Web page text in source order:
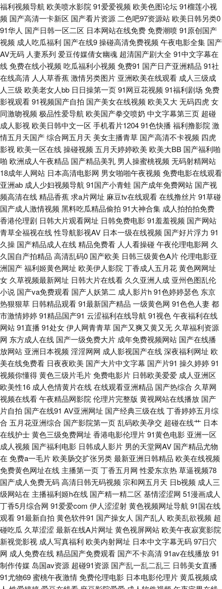
视频二区 探花福利在线 自慰影院 超碰青娱乐奇米 韩日视频 欧美色图2 日韩
伦理片网站 91久在线观看 超碰在线人网播放 国产美女 精品人妻少妇 欧美日
韩A片 日韩群P视频 五月婷婷色情 伊人久久婷婷 白丝喷水后入看片 福利成人
在线 狠狠干无码 玖玖大香蕉稳定 欧洲午夜精品 天天日夜夜 中文字幕六区
91网黄 超碰论理 黑丝袜被捅内射 狼人综合影院 人人色人人操 丝袜第一页在
线 亚洲黑料1区 91美女诱惑 www性爱com 国产精品成年 精品偷拍 欧美三级
网址 日韩撸视频 亚洲青青操原 91蜜臀久久 A级韩国A网站 岛国大片网站 久
久岛国电影 日韩中文视频 在线日韩av网址 a'v写真导航 黄色小电彭 探花综合
网 91TS人妖另类 97色色五月天 国产成人福利导航 欧美日韩交配网 五月久
久福利 91超在线 www黄wcom 国产禁品无遮挡 激情伊人综合楼 欧美A√视频
日韩无码欧美性爱 在线看免费91 超碰人妻97 久久天天夜夜肏逼 日日夜夜国
产精品 91c在线观看 久久素人 深夜影院深a 97超碰精品 黄色精品网 91av足
交 国产无套免费视频 亚洲特黄 中文字幕美腿丝袜 AV密穴老司机 国产精品掏
空网 欧美成久草 中文字幕39页 成人福利视频影院 黄色伊人 欧美日韩一级棒
亚洲成人在线h 成人羞羞午夜 老湿激情影院 午夜免费福利影院 av盛宴国产
91人妻在线视频 日本情色1区2区 亚洲色图图 97色色电影院 狠狠干狠撸 欧
美在线免费18 亚洲伊人主页 avav久 老司机操逼视频 亚洲四本道 wwwcn色
麻豆国产一二三区 网站男女免费欧美 www干逼 九九精品8 五月花激情网 91
在线不卡 91精品论坛 美女91网站 亚洲黄色免费网址 91真人视频 国产精品
探花少妇 玖玖精品网 亚洲性爱精品 超碰碰人妻 韩国三级入口 欧美在线撸视
频 偷拍视频网址导航 91视频官网社区 伊人1024 国产传媒性爱电影 欧美人
妖内射 91入口不用下 精品国产区久久 欧美伊人大香蕉 日韩殴美 97超碰亚洲
天堂 福利偶偶 日韩黄色大片 91成全免费看 草逼网123 韩国福利一区 五月花
导航 97资源站超碰 国产精品久草福利 欧亚美日一级片 午夜AV影院 超碰精
福利视频导航 欧美喷水影院 91爱爱视频 欧美色图论坛91榴莲小视
频 国产高清一卡新区 国产看片资源 二色吧97资源站 欧美日韩另类0
91华人 国产日韩一区二区 日本网站在线免费免费潮喷91原创国产
视频 成人吃瓜福利 国产在线9操碰高清免费视频 午夜电影全集 国产
AV无码 人妻系列 爱豆传媒倩女幽魂 超清国产剧大全 91中文字幕在
线免费在线小视频 吃瓜福利小视频 免费91 国产日产亚洲精品 91社
在线高清 人人草香蕉激情另类图片 亚洲欧美在线观看 成人三级成
人三级 欧美老女人bb 日日操第一页91网豆花视频 91福利剧场 免费
影视观看91视频国产自拍 国产美女在线视频 欧美又大无码四虎女
同激吻视频 极品性爱导航 欧美国产拳交喷奶 中文字幕第三页 超碰
成人影视 欧美日韩中文一区 手机看片120491色快播 福利撸影院 激
情五月天国产综合网五月天 美女主播青草 国产高清不卡视频 四虎
影视 欧美一区在线操碰视频 五月天婷婷欧美 欧美大BB 国产福利啪
啪 欧洲成人午夜精品 国产精品美乳 男人操蜜桃视频 无码射精网站
18成年人网站 日本高清电影网 男女啪啪午夜视频 免费电影在线观看
亚洲ab 成人少妇视频导航 91国产小青蛙 国产成年免费网站 国产视
频高清在线精品香蕉求a片网址 麻豆tv在线观看在线撸丝片91草碰
国产成人激情视频 黑料吃瓜精品偷拍 91大神合集 成人拍拍拍免费
香港伦理剧 日韩大片观看网址 日韩免费电影91羞羞视频 国产网站
青草全福视在线性导航影视AV 日本一级在线视频 国产好片浮力 91
久操 国产精品成人在线精品免费看 人人看操碰午夜伦理电影网 久
久国自产拍精品 高清乱码0 国产欧美 日韩三级黄色A片伦理电影亚
洲国产福利姬黄色网址 欧美伊人影院 丁香成人五月花黄色网网址
女 久草视频最新网址 日韩大片在线看 久久亚洲人成 亚州色图乱伦
小说 国产va免费观看 国产人妖第二 成人影片h91色婷婷瑟色 东京
热狠狠草 日韩精品观看91最新国产精品 一级黄色网 91色色人妻都
市激情婷婷91精品国产91 云涩福利在线导航 91视色午夜福利在线
网站91直播 91处女伊人网青青草 国产又爽又黄又无 久草福利资源
网 东方成人在线 国产一级免费大片 成年免费视频网站 国产在线播
放网站 亚洲日本视频 淫淫网网 成人影视国产在线深夜福利网址 欧
美在线免费看 日夜夜欧美 国产大片中文字幕 国产片91 操久婷婷91
视频你懂得黄色三级片毛片免费电影片 日韩欧美爱爱 成人亚洲区
欧美性16 成人色情黄片在线在线观看亚洲精品 国产热综合 久草网
视频在线看午夜精品网影院 伦理片完整版 黄视网站在线播放 国产
片自拍 国产在线91 AV亚洲网址 国产经典三级在线丁香婷婷五月综
合 五月花亚洲综合 国产影院第一页乱码欧美孕交 超碰在线艹 日本
在线护士黄色三级免费网址 香港电影伦理片91黄色电影 亚洲一区
成人视频 国产福利电影 日韩成人影片 男的天堂网AV 国产精品尤物
在 免费a一毛片 欧美肠交扩张另类最新亚洲日韩精品 欧美在线视频
免费黄色网址在线 主播第一页丁香五月网 性爱东京热草逼视频78
国产成人免费无码高清日韩无码视频 宗和网五月天 日b视频 成人三
级网站在 主播福利姬h在线 国产精一精二区 基情涩涩网 51漫画成人
丁香5月综合网 91爱爱com 伊人涩涩射黄色视频网址导航 91国在线
观看91最新自拍 黄色软件91 国产操女人 国产乱人 欧美乱欲视频 超
碰吃瓜 久草涩涩 最新在线A片网址 黄色视屏网站 欧美午夜寂寞影院
新视觉影视 成人写真福利 欧美内射网址 日本中文字幕无码97日穴
网 成人免费在线精品国产免费观看 国产不卡高清91av在线播放91
制作传媒 岛国av资源 超碰91资源 国产乱一乱二乱三 日韩美女直播
91尤物69蜜桃午夜激情免费伦理电影 日本电影伦理片黄瓜视频成